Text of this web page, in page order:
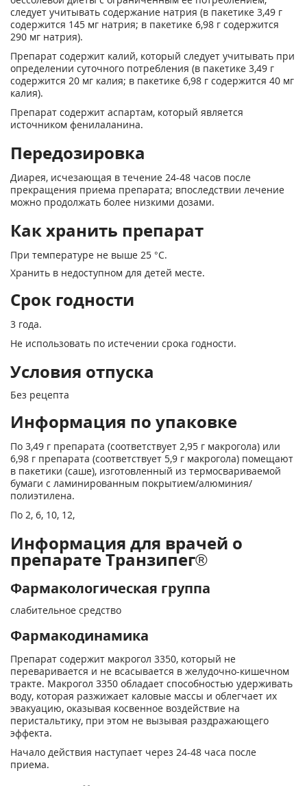
следует учитывать содержание натрия (в пакетике 3,49 г
содержится 145 мг натрия; в пакетике 6,98 г содержится
290 мг натрия).
Препарат содержит калий, который следует учитывать при
определении суточного потребления (в пакетике 3,49 г
содержится 20 мг калия; в пакетике 6,98 г содержится 40 мг
калия).
Препарат содержит аспартам, который является
источником фенилаланина.
Передозировка
Диарея, исчезающая в течение 24-48 часов после
прекращения приема препарата; впоследствии лечение
можно продолжать более низкими дозами.
Как хранить препарат
При температуре не выше 25 °С.
Хранить в недоступном для детей месте.
Срок годности
3 года.
Не использовать по истечении срока годности.
Условия отпуска
Без рецепта
Информация по упаковке
По 3,49 г препарата (соответствует 2,95 г макрогола) или
6,98 г препарата (соответствует 5,9 г макрогола) помещают
в пакетики (саше), изготовленный из термосвариваемой
бумаги с ламинированным покрытием/алюминия/
полиэтилена.
По 2, 6, 10, 12,
Информация для врачей о
препарате Транзипег®
Фармакологическая группа
слабительное средство
Фармакодинамика
Препарат содержит макрогол 3350, который не
переваривается и не всасывается в желудочно-кишечном
тракте. Макрогол 3350 обладает способностью удерживать
воду, которая разжижает каловые массы и облегчает их
эвакуацию, оказывая косвенное воздействие на
перистальтику, при этом не вызывая раздражающего
эффекта.
Начало действия наступает через 24-48 часа после
приема.